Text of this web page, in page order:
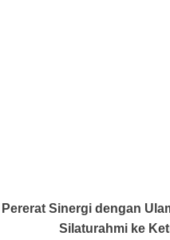
Pererat Sinergi dengan
Silaturahmi ke